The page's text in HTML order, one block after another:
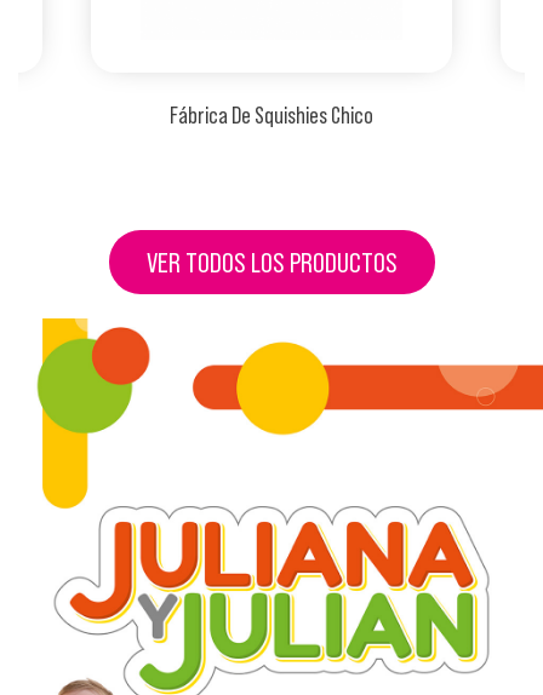
Fábrica De Squishies Chico
VER TODOS LOS PRODUCTOS